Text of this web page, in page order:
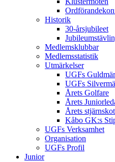
Historik
30-årsjubileet
Medlemsklubbar
Medlemsstatistik
Utmärkelser
UGFs
UGFs
Årets Golfare
Årets
Årets
Kåbo GK:s
UGFs Verksamhet
Organisation
UGFs Profil
Junior